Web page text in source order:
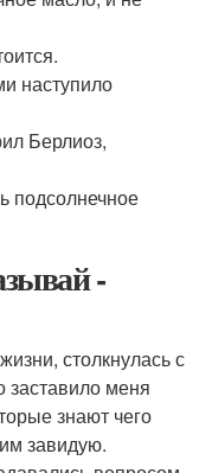
наступило
Берлиоз,
подсолнечное
-
столкнулась с
заставило меня
знают чего
завидую.